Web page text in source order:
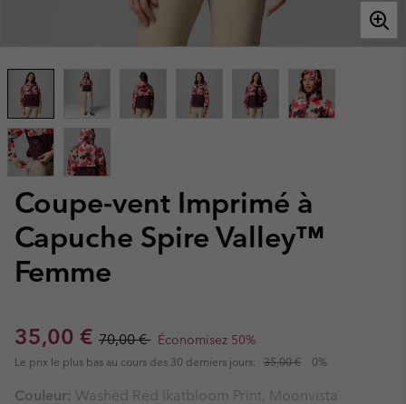
Coupe-vent Imprimé à
Capuche Spire Valley™
Femme
Sale price:
35,00 € Regular price:
70,00 € Économisez 50%
Le prix le plus bas au cours des 30 derniers jours: 35,00 € 0%
Couleur: Washed Red Ikatbloom Print, Moonvista